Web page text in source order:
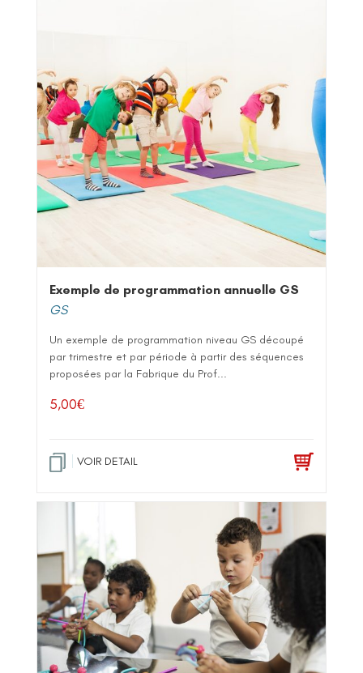
Exemple de programmation annuelle GS
GS
Un exemple de programmation niveau GS découpé
par trimestre et par période à partir des séquences
proposées par la Fabrique du Prof...
5,00€
VOIR DETAIL